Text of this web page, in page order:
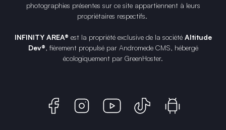
photographies présentes sur ce site appartiennent à leurs
propriétaires respectifs.
INFINITY AREA® est la propriété exclusive de la société Altitude
Dev®, fièrement propulsé par Andromede CMS, hébergé
écologiquement par GreenHoster.